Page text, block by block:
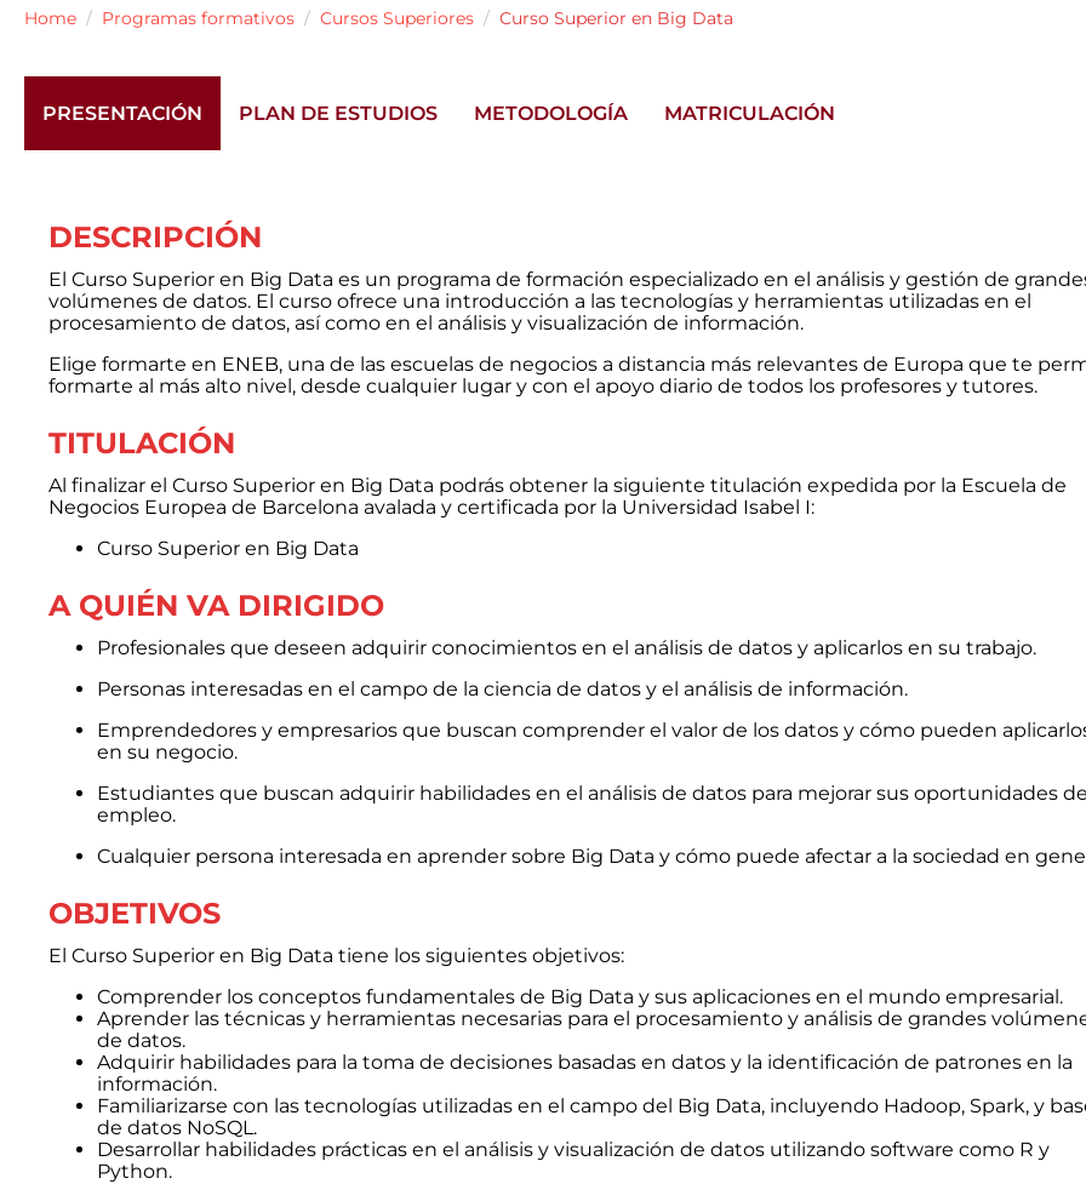
Home Programas formativos Cursos Superiores Curso Superior en Big Data
PRESENTACIÓN PLAN DE ESTUDIOS METODOLOGÍA MATRICULACIÓN
DESCRIPCIÓN
El Curso Superior en Big Data es un programa de formación especializado en el análisis y gestión de
volúmenes de datos. El curso ofrece una introducción a las tecnologías y herramientas utilizadas en el
procesamiento de datos, así como en el análisis y visualización de información.
Elige formarte en ENEB, una de las escuelas de negocios a distancia más relevantes de Europa que te
formarte al más alto nivel, desde cualquier lugar y con el apoyo diario de todos los profesores y tutores.
TITULACIÓN
Al finalizar el Curso Superior en Big Data podrás obtener la siguiente titulación expedida por la Escuela de
Negocios Europea de Barcelona avalada y certificada por la Universidad Isabel I:
Curso Superior en Big Data
A QUIÉN VA DIRIGIDO
Profesionales que deseen adquirir conocimientos en el análisis de datos y aplicarlos en su trabajo.
Personas interesadas en el campo de la ciencia de datos y el análisis de información.
Emprendedores y empresarios que buscan comprender el valor de los datos y cómo pueden
en su negocio.
Estudiantes que buscan adquirir habilidades en el análisis de datos para mejorar sus oportunidades de
empleo.
Cualquier persona interesada en aprender sobre Big Data y cómo puede afectar a la sociedad en
OBJETIVOS
El Curso Superior en Big Data tiene los siguientes objetivos:
Comprender los conceptos fundamentales de Big Data y sus aplicaciones en el mundo empresarial.
Aprender las técnicas y herramientas necesarias para el procesamiento y análisis de grandes
de datos.
Adquirir habilidades para la toma de decisiones basadas en datos y la identificación de patrones en la
información.
Familiarizarse con las tecnologías utilizadas en el campo del Big Data, incluyendo Hadoop, Spark, y
de datos NoSQL.
Desarrollar habilidades prácticas en el análisis y visualización de datos utilizando software como R y
Python.